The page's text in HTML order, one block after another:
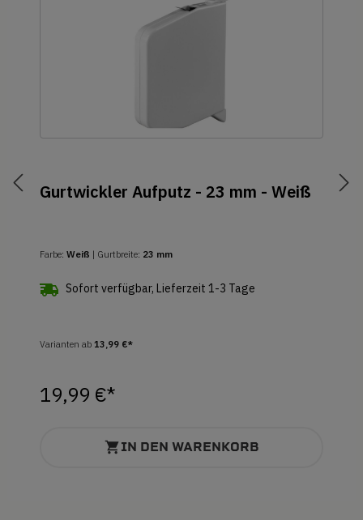
Gurtwickler Aufputz - 23 mm - Weiß
Farbe: Weiß | Gurtbreite: 23 mm
Sofort verfügbar, Lieferzeit 1-3 Tage
Varianten ab 13,99 €*
19,99 €*
IN DEN WARENKORB